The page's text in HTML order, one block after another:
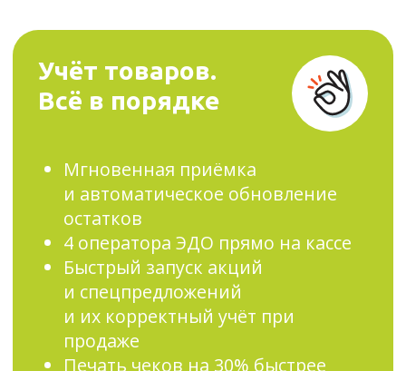
Управление
ассортиментом +
ЭДО
торговлю. Вы сможете в едином
окне принимать товар из УПД
поставщика, автоматически
обновлять остатки по УПД,
работать с любыми
электронными документами
прямо на кассе. Бесплатно
обмениваться документами
с клиентами любого из 4
популярных операторов ЭДО
в режиме 1 окна без
дополнительных настроек.